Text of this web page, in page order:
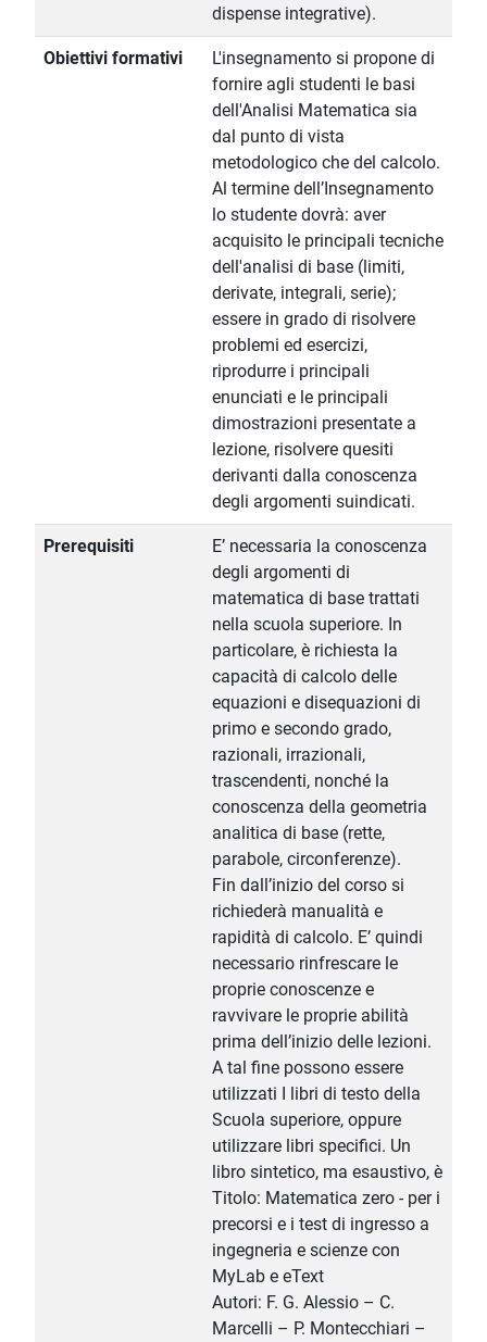
dispense integrative).
Obiettivi formativi
L'insegnamento si propone di
fornire agli studenti le basi
dell'Analisi Matematica sia
dal punto di vista
metodologico che del calcolo.
Al termine dell’Insegnamento
lo studente dovrà: aver
acquisito le principali tecniche
dell'analisi di base (limiti,
derivate, integrali, serie);
essere in grado di risolvere
problemi ed esercizi,
riprodurre i principali
enunciati e le principali
dimostrazioni presentate a
lezione, risolvere quesiti
derivanti dalla conoscenza
degli argomenti suindicati.
Prerequisiti
E’ necessaria la conoscenza
degli argomenti di
matematica di base trattati
nella scuola superiore. In
particolare, è richiesta la
capacità di calcolo delle
equazioni e disequazioni di
primo e secondo grado,
razionali, irrazionali,
trascendenti, nonché la
conoscenza della geometria
analitica di base (rette,
parabole, circonferenze).
Fin dall’inizio del corso si
richiederà manualità e
rapidità di calcolo. E’ quindi
necessario rinfrescare le
proprie conoscenze e
ravvivare le proprie abilità
prima dell’inizio delle lezioni.
A tal fine possono essere
utilizzati I libri di testo della
Scuola superiore, oppure
utilizzare libri specifici. Un
libro sintetico, ma esaustivo, è
Titolo: Matematica zero - per i
precorsi e i test di ingresso a
ingegneria e scienze con
MyLab e eText
Autori: F. G. Alessio – C.
Marcelli – P. Montecchiari –